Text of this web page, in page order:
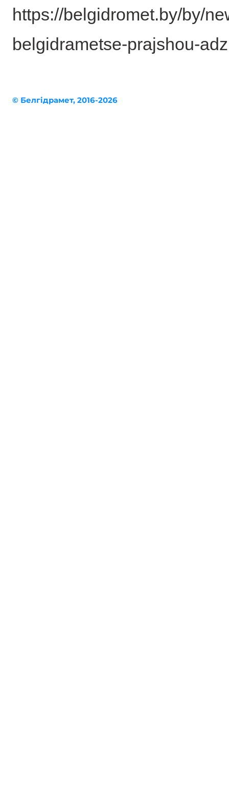
https://belgidromet.by/by/
belgidrametse-prajshou-
© Белгiдрaмет, 2016-2026